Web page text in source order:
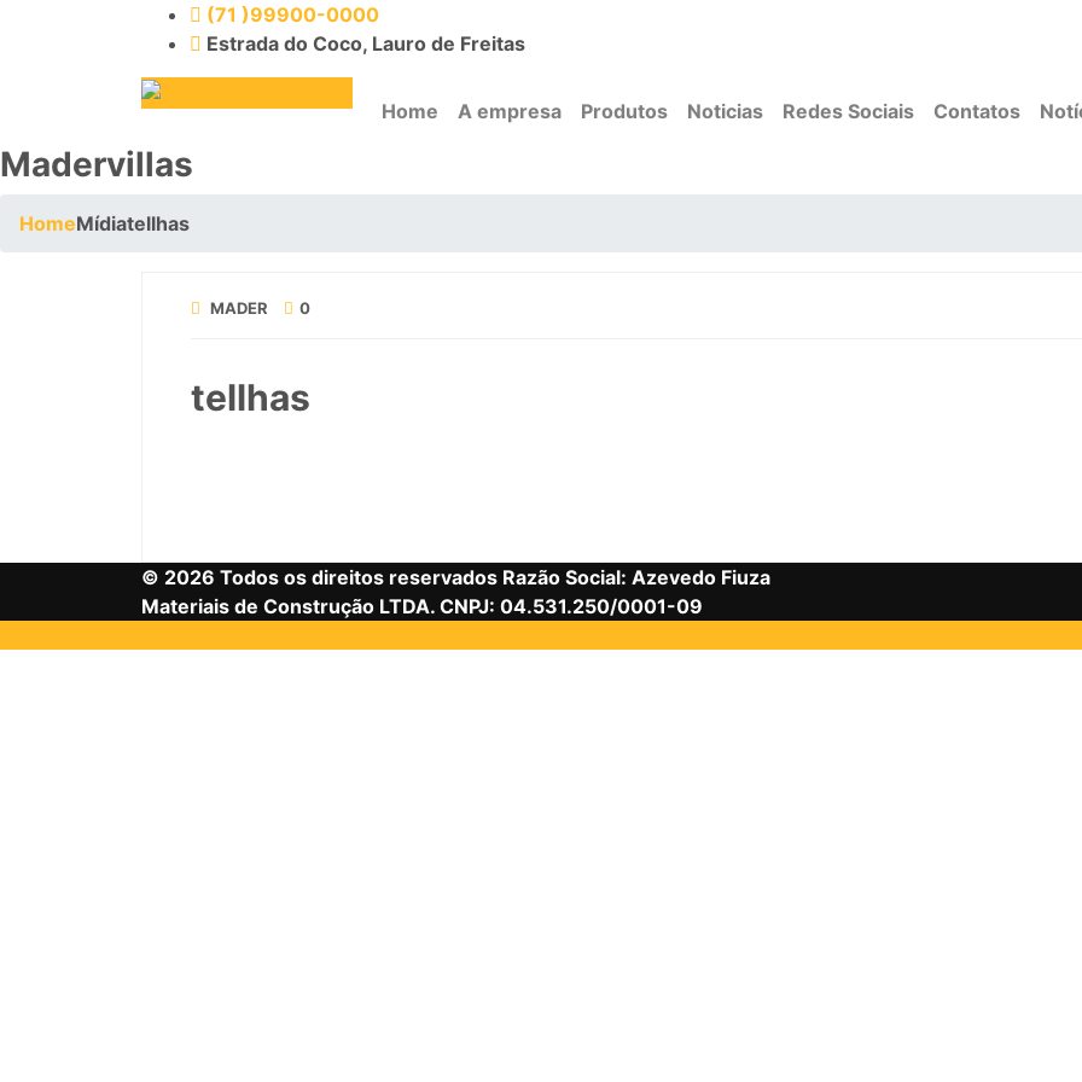
(71 )99900-0000
Estrada do Coco, Lauro de Freitas
Home A empresa Produtos Noticias Redes Sociais Contatos
Madervillas
HomeMídiatellhas
MADER 0
tellhas
© 2026 Todos os direitos reservados Razão Social: Azevedo Fiuza
Materiais de Construção LTDA. CNPJ: 04.531.250/0001-09